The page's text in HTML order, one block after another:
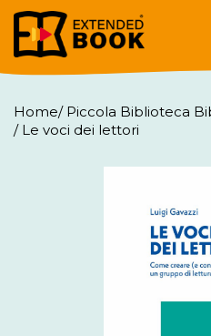
Home/ Piccola Biblioteca
/ Le voci dei lettori